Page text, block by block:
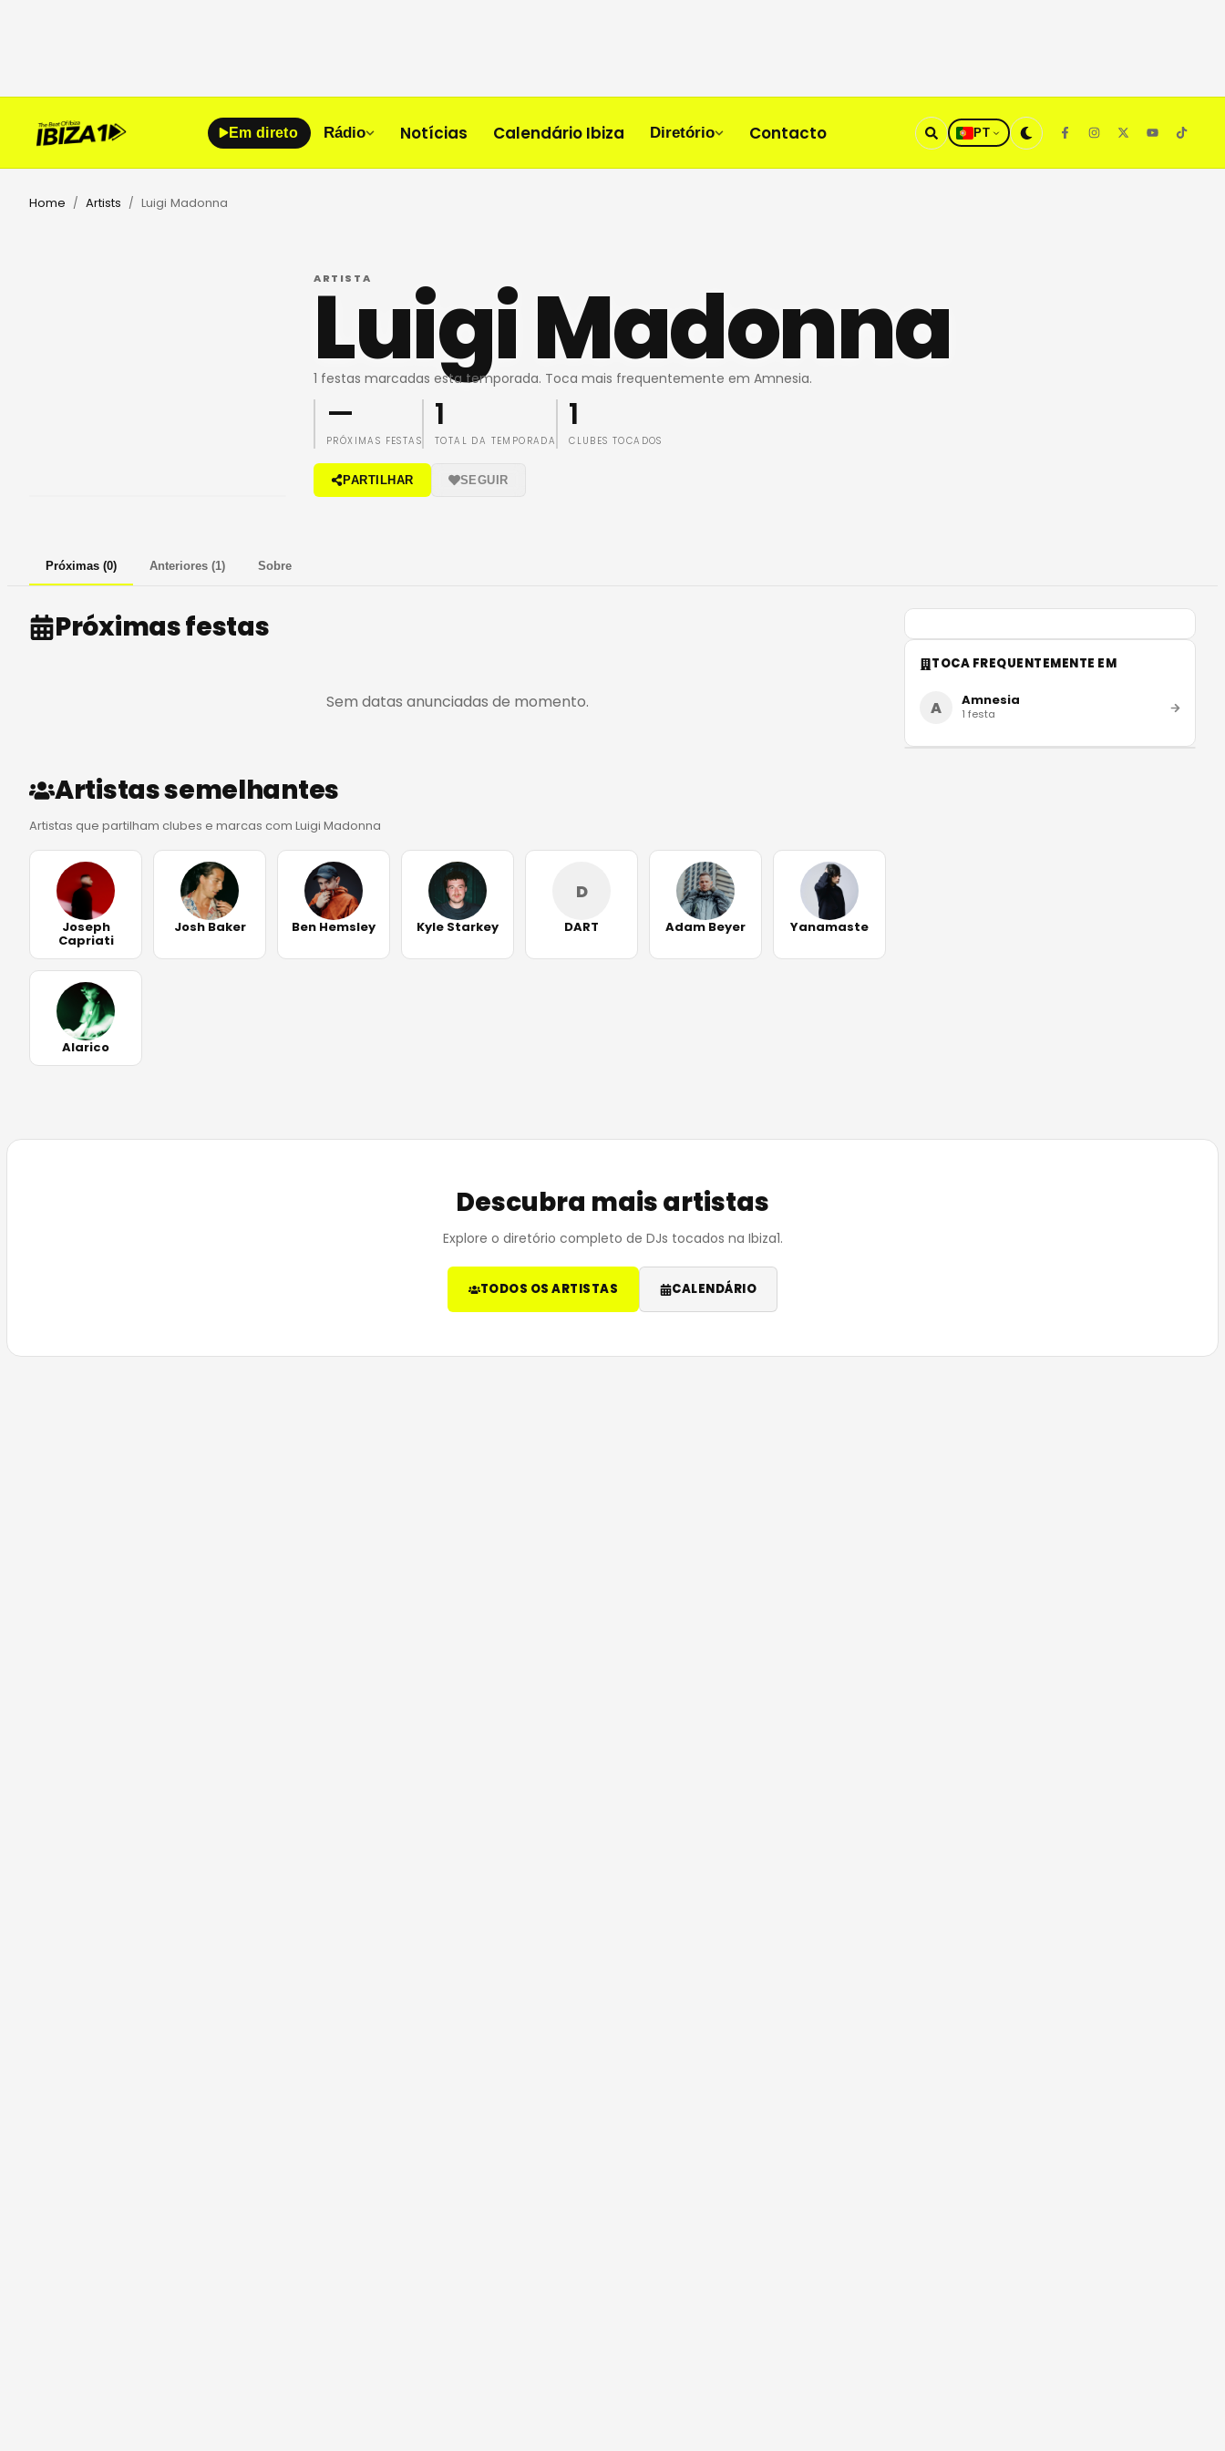
Em direto Rádio Notícias Calendário Ibiza Diretório Contacto PT
Home / Artists / Luigi Madonna
ARTISTA
Luigi Madonna
1 festas marcadas esta temporada. Toca mais frequentemente em Amnesia.
—
PRÓXIMAS FESTAS
1
TOTAL DA TEMPORADA
1
CLUBES TOCADOS
PARTILHAR SEGUIR
Próximas (0) Anteriores (1) Sobre
Próximas festas
Sem datas anunciadas de momento.
Artistas semelhantes
Artistas que partilham clubes e marcas com Luigi Madonna
Joseph
Capriati
Josh Baker Ben Hemsley Kyle Starkey
D
DART Adam Beyer Yanamaste
Alarico
TOCA FREQUENTEMENTE EM
A Amnesia
1 festa
Descubra mais artistas
Explore o diretório completo de DJs tocados na Ibiza1.
TODOS OS ARTISTAS CALENDÁRIO